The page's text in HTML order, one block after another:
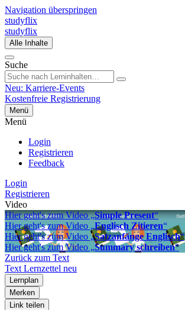
Navigation überspringen
studyflix
studyflix
Alle Inhalte
Suche
Neu: Karriere-Events
Kostenfreie Registrierung
Menü
Menü
Login
Registrieren
Feedback
Login
Registrieren
Video
Hier geht's zum Video „Simple Present“
Hier geht's zum Video „Englisch Zitieren“
Hier geht's zum Video „Satzanfänge Englisch“
Hier geht's zum Video „Summary schreiben“
Zurück zum Text
Text Lernzettel neu
Lernplan
Merken
Link teilen